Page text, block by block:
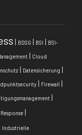
| BDSG | BSI | BSI-
| Cloud
| Datensicherung |
| Firewall |
|
|
Industrielle